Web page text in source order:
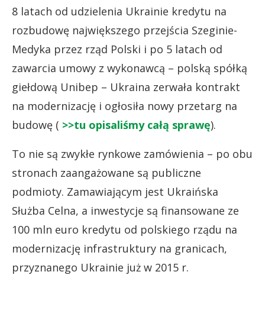
8 latach od udzielenia Ukrainie kredytu na
rozbudowę największego przejścia Szeginie-
Medyka przez rząd Polski i po 5 latach od
zawarcia umowy z wykonawcą – polską spółką
giełdową Unibep – Ukraina zerwała kontrakt
na modernizację i ogłosiła nowy przetarg na
budowę ( >>tu opisaliśmy całą sprawę).
To nie są zwykłe rynkowe zamówienia – po obu
stronach zaangażowane są publiczne
podmioty. Zamawiającym jest Ukraińska
Służba Celna, a inwestycje są finansowane ze
100 mln euro kredytu od polskiego rządu na
modernizację infrastruktury na granicach,
przyznanego Ukrainie już w 2015 r.